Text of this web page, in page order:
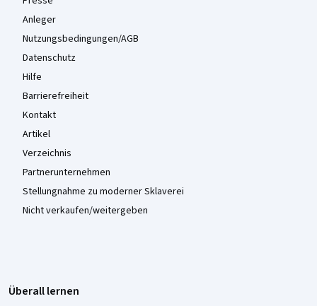
Anleger
Nutzungsbedingungen/AGB
Datenschutz
Hilfe
Barrierefreiheit
Kontakt
Artikel
Verzeichnis
Partnerunternehmen
Stellungnahme zu moderner Sklaverei
Nicht verkaufen/weitergeben
Überall lernen